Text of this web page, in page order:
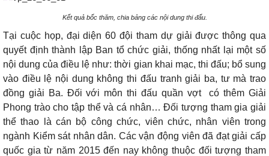
Kết quả bốc thăm, chia bảng các nội dung thi đấu.
Tại cuộc họp, đại diện 60 đội tham dự giải được thông qua
quyết định thành lập Ban tổ chức giải, thống nhất lại một số
nội dung của điều lệ như: thời gian khai mạc, thi đấu; bổ sung
vào điều lệ nội dung không thi đấu tranh giải ba, tư mà trao
đồng giải Ba. Đối với môn thi đấu quần vợt
có thêm Giải
Phong trào cho tập thể và cá nhân… Đối tượng tham gia giải
thể thao là cán bộ công chức, viên chức, nhân viên trong
ngành Kiểm sát nhân dân. Các vận động viên đã đạt giải cấp
quốc gia từ năm 2015 đến nay không thuộc đối tượng tham